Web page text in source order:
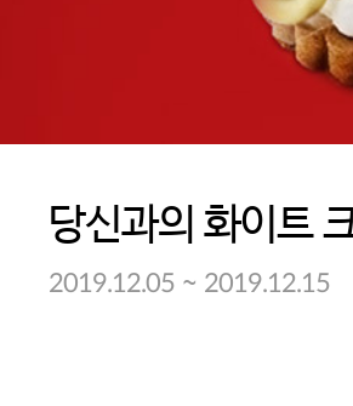
당신과의 화이트
2019.12.05 ~ 2019.12.15